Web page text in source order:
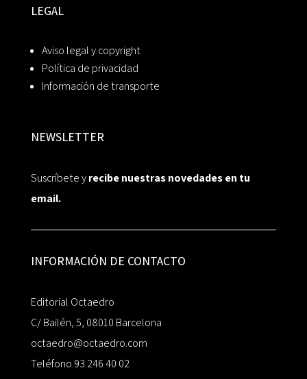
LEGAL
Aviso legal y copyright
Política de privacidad
Información de transporte
NEWSLETTER
Suscríbete yrecibe nuestras novedades en tu
email.
INFORMACIÓN DE CONTACTO
Editorial Octaedro
C/ Bailén, 5, 08010 Barcelona
octaedro@octaedro.com
Teléfono 93 246 40 02